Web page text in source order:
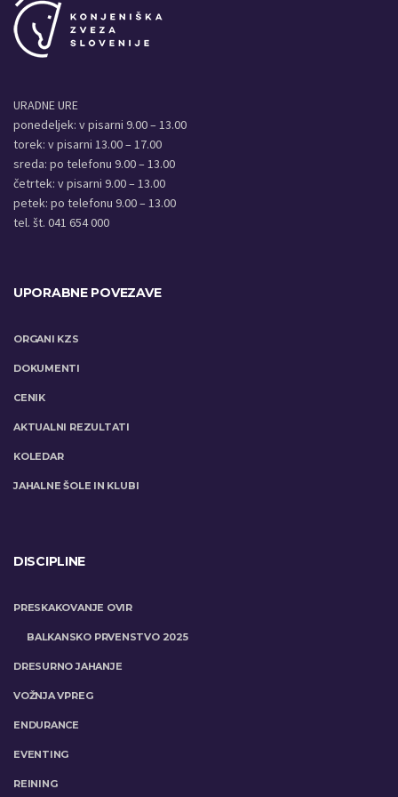
URADNE URE
ponedeljek: v pisarni 9.00 – 13.00
torek: v pisarni 13.00 – 17.00
sreda: po telefonu 9.00 – 13.00
četrtek: v pisarni 9.00 – 13.00
petek: po telefonu 9.00 – 13.00
tel. št. 041 654 000
UPORABNE POVEZAVE
ORGANI KZS
DOKUMENTI
CENIK
AKTUALNI REZULTATI
KOLEDAR
JAHALNE ŠOLE IN KLUBI
DISCIPLINE
PRESKAKOVANJE OVIR
BALKANSKO PRVENSTVO 2025
DRESURNO JAHANJE
VOŽNJA VPREG
ENDURANCE
EVENTING
REINING